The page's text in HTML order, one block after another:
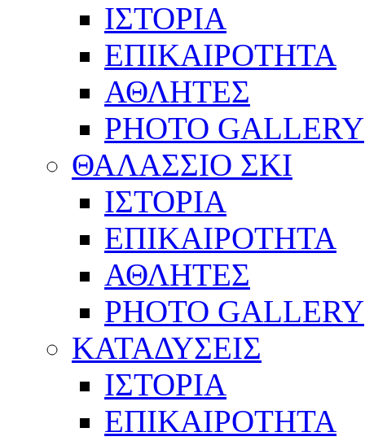
ΙΣΤΟΡΙΑ
ΕΠΙΚΑΙΡΟΤΗΤΑ
ΑΘΛΗΤΕΣ
PHOTO GALLERY
ΘΑΛΑΣΣΙΟ ΣΚΙ
ΙΣΤΟΡΙΑ
ΕΠΙΚΑΙΡΟΤΗΤΑ
ΑΘΛΗΤΕΣ
PHOTO GALLERY
ΚΑΤΑΔΥΣΕΙΣ
ΙΣΤΟΡΙΑ
ΕΠΙΚΑΙΡΟΤΗΤΑ